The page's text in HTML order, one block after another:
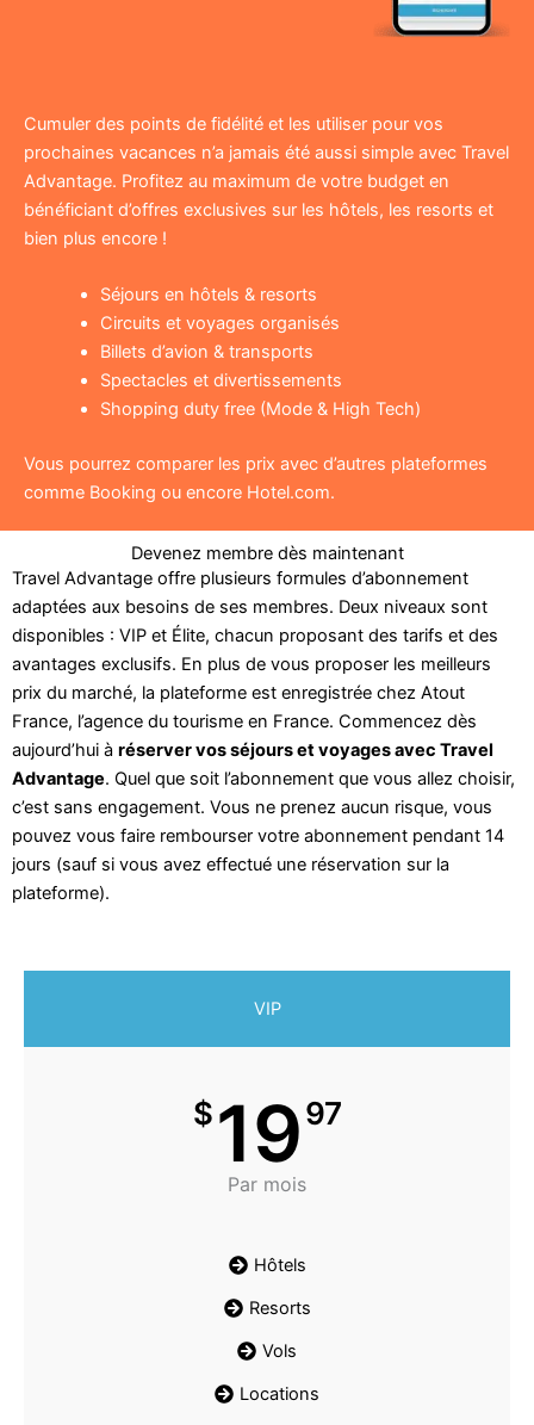
Cumuler des points de fidélité et les utiliser pour vos
prochaines vacances n’a jamais été aussi simple avec Travel
Advantage. Profitez au maximum de votre budget en
bénéficiant d’offres exclusives sur les hôtels, les resorts et
bien plus encore !
Séjours en hôtels & resorts
Circuits et voyages organisés
Billets d’avion & transports
Spectacles et divertissements
Shopping duty free (Mode & High Tech)
Vous pourrez comparer les prix avec d’autres plateformes
comme Booking ou encore Hotel.com.
Devenez membre dès maintenant
Travel Advantage offre plusieurs formules d’abonnement
adaptées aux besoins de ses membres. Deux niveaux sont
disponibles : VIP et Élite, chacun proposant des tarifs et des
avantages exclusifs. En plus de vous proposer les meilleurs
prix du marché, la plateforme est enregistrée chez Atout
France, l’agence du tourisme en France. Commencez dès
aujourd’hui à réserver vos séjours et voyages avec Travel
Advantage. Quel que soit l’abonnement que vous allez choisir,
c’est sans engagement. Vous ne prenez aucun risque, vous
pouvez vous faire rembourser votre abonnement pendant 14
jours (sauf si vous avez effectué une réservation sur la
plateforme).
VIP
$1997
Par mois
Hôtels
Resorts
Vols
Locations